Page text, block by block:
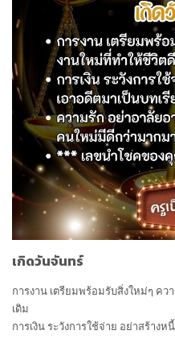
เกิดวันจันทร์
การงาน เตรียมพร้อมรับสิ่งใหม่ๆ ค
เดิม
การเงิน ระวังการใช้จ่าย อย่าสร้าง